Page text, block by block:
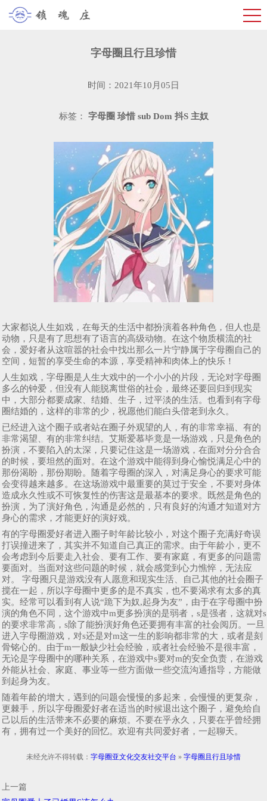
字母圈且行且珍惜
时间：2021年10月05日
标签： 字母圈 珍惜 sub Dom 抖S 主奴
大家都说人生如戏，在每天的生活中都扮演着各种角色，但人也是
动物，只是有了思想有了语言的高级动物。在这个物质横流的社
会，爱好者从这喧嚣的社会中找出那么一片宁静属于字母圈自己的
空间，短暂的享受生命的本源，享受精神和肉体上的快乐！
人生如戏，字母圈是人生大戏中的一个小小的片段，无论对字母圈
多么的钟爱，但没有人能脱离世俗的社会，最终还要回归到现实
中，大部分都要成家、结婚、生子，过平淡的生活。也看到有字母
圈结婚的，这样的非常的少，祝愿他们能白头偕老到永久。
已经进入这个圈子或者站在圈子外观望的人，有的非常幸福、有的
非常渴望、有的非常纠结。艾斯爱慕毕竟是一场游戏，只是角色的
扮演，不要陷入的太深，只要记住这是一场游戏，在面对分分合合
的时候，要坦然的面对。在这个游戏中能得到身心愉悦满足心中的
那份渴盼，那份期盼。随着字母圈的深入，对满足身心的要求可能
会变得越来越多。在这场游戏中最重要的莫过于安全，不要对身体
造成永久性或不可恢复性的伤害这是最基本的要求。既然是角色的
扮演，为了演好角色，沟通是必然的，只有良好的沟通才知道对方
身心的需求，才能更好的演好戏。
有的字母圈爱好者进入圈子时年龄比较小，对这个圈子充满好奇误
打误撞进来了，其实并不知道自己真正的需求。由于年龄小，更不
会考虑到今后要走入社会、要有工作、要有家庭，有更多的问题需
要面对。当面对这些问题的时候，就会感觉到心力憔悴，无法应
对。 字母圈只是游戏没有人愿意和现实生活、自己其他的社会圈子
搅在一起，所以字母圈中更多的是不真实，也不要渴求有太多的真
实。经常可以看到有人说“跪下为奴,起身为友”，由于在字母圈中扮
演的角色不同，这个游戏中m更多扮演的是弱者，s是强者，这就对s
的要求非常高，s除了能扮演好角色还要拥有丰富的社会阅历。一旦
进入字母圈游戏，对s还是对m这一生的影响都非常的大，或者是刻
骨铭心的。由于m一般缺少社会经验，或者社会经验不是很丰富，
无论是字母圈中的哪种关系，在游戏中s要对m的安全负责，在游戏
外能从社会、家庭、事业等一些方面做一些交流沟通指导，方能做
到起身为友。
随着年龄的增大，遇到的问题会慢慢的多起来，会慢慢的更复杂，
更棘手，所以字母圈爱好者在适当的时候退出这个圈子，避免给自
己以后的生活带来不必要的麻烦。不要在乎永久，只要在乎曾经拥
有，拥有过一个美好的回忆。欢迎有共同爱好者，一起聊天。
未经允许不得转载： 字母圈亚文化交友社交平台 » 字母圈且行且珍惜
上一篇